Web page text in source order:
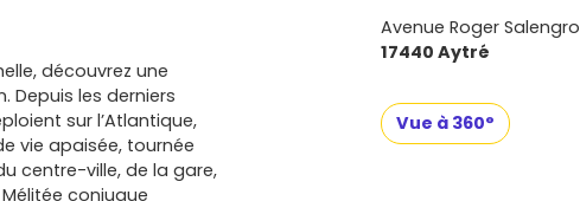
découvrez une
Depuis les derniers
sur l’Atlantique,
vie apaisée, tournée
centre-ville, de la gare,
conjugue
Avenue Roger Salengro
17440 Aytré
Vue à 360°